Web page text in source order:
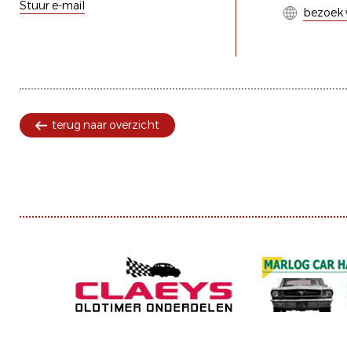
Stuur e-mail
bezoek
terug naar overzicht